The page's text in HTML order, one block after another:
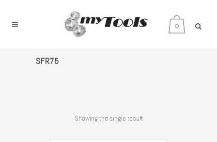
0
SFR75
Showing the single result